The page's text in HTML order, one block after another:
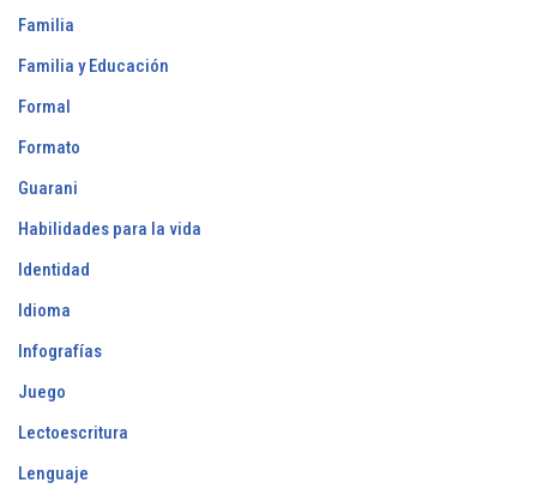
Familia
Familia y Educación
Formal
Formato
Guarani
Habilidades para la vida
Identidad
Idioma
Infografías
Juego
Lectoescritura
Lenguaje